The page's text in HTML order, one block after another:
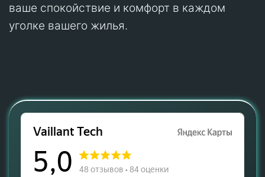
ваше спокойствие и комфорт в каждом
уголке вашего жилья.